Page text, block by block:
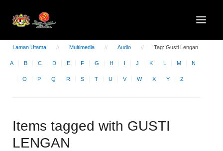
Laman Utama Multimedia Audio Tag: Gusti Lengan
A B C D E F G H I J K L M N
O P Q R S T U V W X Y Z
Items tagged with GUSTI
LENGAN